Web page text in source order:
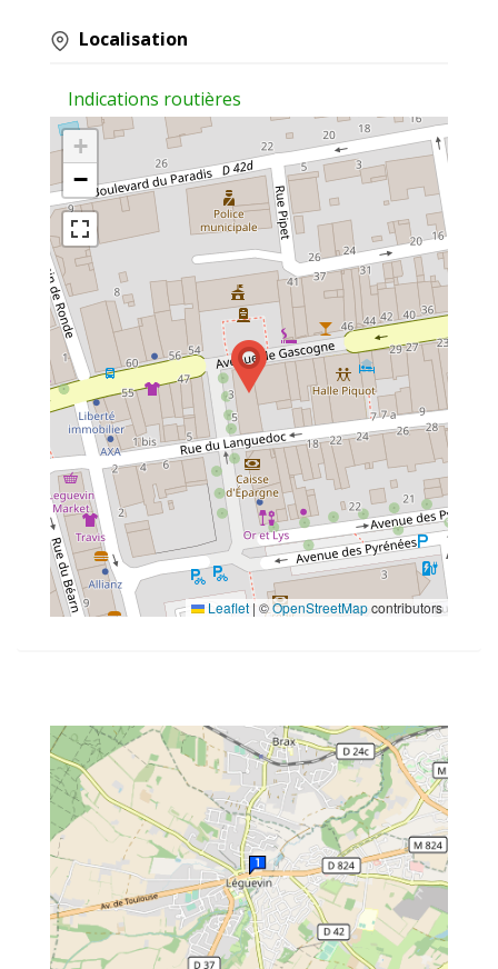
Localisation
Indications routières
+
−
Leaflet | ©OpenStreetMapcontributors